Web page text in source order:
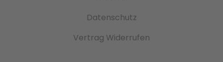
Datenschutz
Vertrag Widerrufen